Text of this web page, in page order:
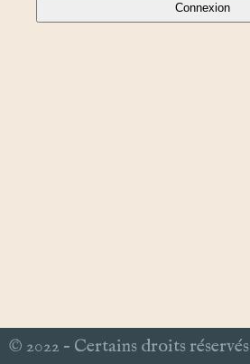
© 2022 – Certains droits réservés